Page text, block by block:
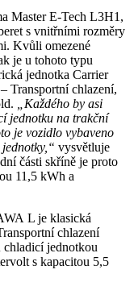
Master E-Tech L3H1,
s vnitřními rozměry
Kvůli omezené
je u tohoto typu
jednotka Carrier
Transportní chlazení,
„Každého by asi
jednotku na trakční
je vozidlo vybaveno
vysvětluje
části skříně je proto
11,5 kWh a
L je klasická
chlazení
chladicí jednotkou
s kapacitou 5,5